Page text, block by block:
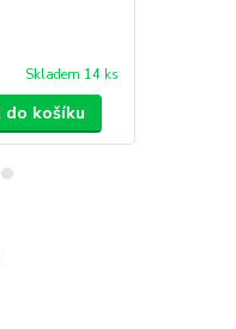
Skladem 14 ks
do košíku